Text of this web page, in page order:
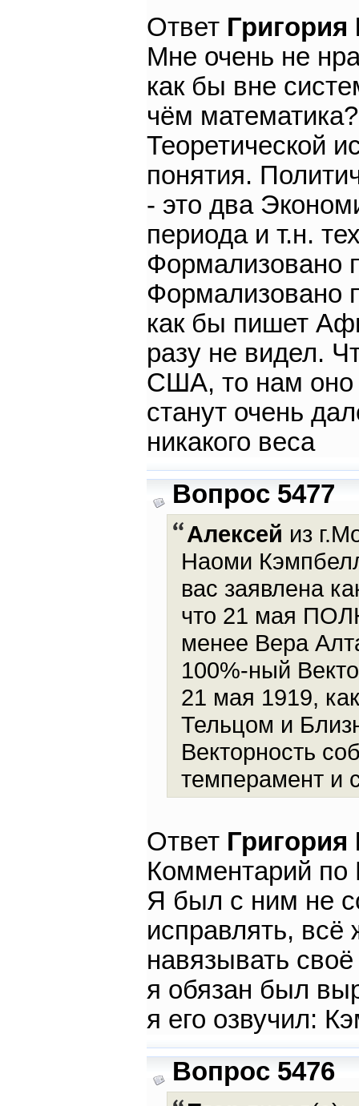
Ответ
Мне очень не
как бы вне
чём
Теоретической
понятия.
- это два
периода и т.н.
Формализовано
Формализовано
как бы пишет
разу не видел.
США, то нам оно
станут очень
никакого веса
Вопрос 5477
Алексей из
Наоми
вас заявлена
что 21 мая
менее Вера
100%-ный
21 мая 1919,
Тельцом и
Векторность
темперамент и
Ответ
Комментарий по
Я был с ним не
исправлять, всё
навязывать
я обязан был
я его озвучил:
Вопрос 5476